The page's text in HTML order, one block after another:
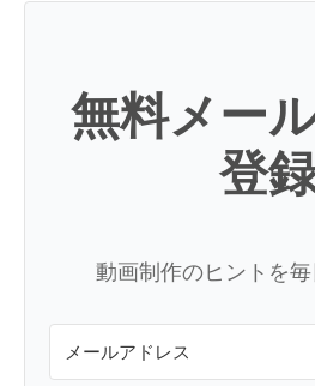
無料メー
登
動画制作のヒントを